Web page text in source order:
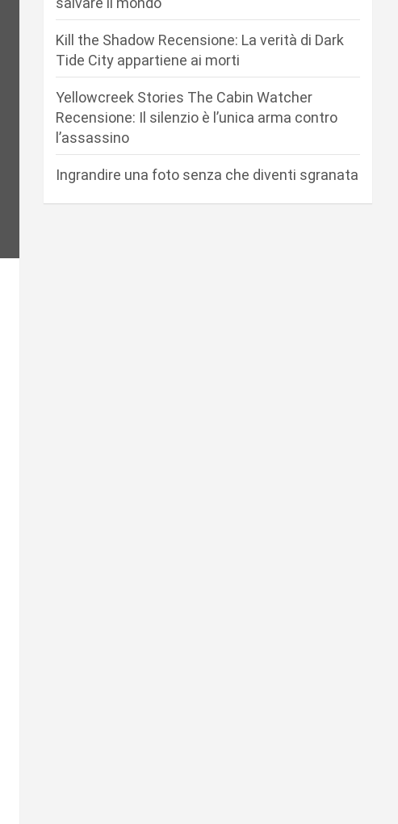
Kill the Shadow Recensione: La verità di Dark
Tide City appartiene ai morti
Yellowcreek Stories The Cabin Watcher
Recensione: Il silenzio è l’unica arma contro
l’assassino
Ingrandire una foto senza che diventi sgranata